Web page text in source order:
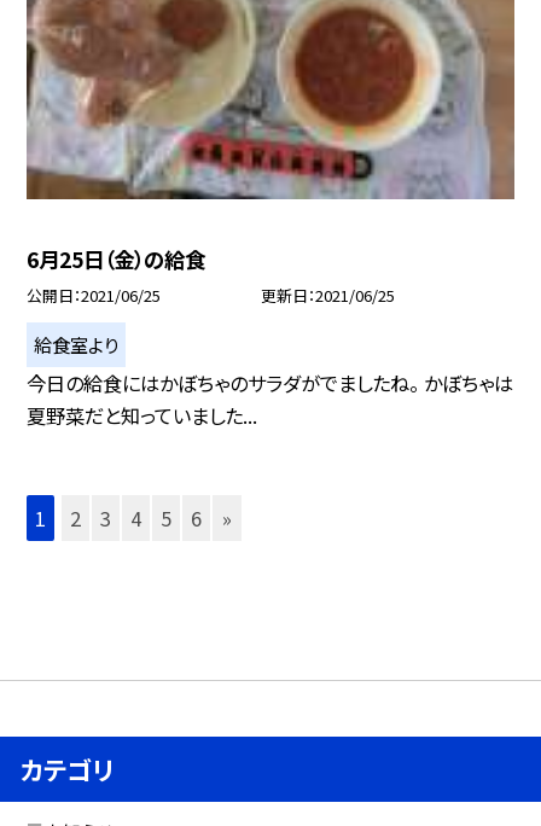
6月25日（金）の給食
公開日 2021/06/25 更新日 2021/06/25
給食室より
今日の給食にはかぼちゃのサラダがでましたね。 かぼちゃは
夏野菜だと知っていました...
1 2 3 4 5 6 »
カテゴリ